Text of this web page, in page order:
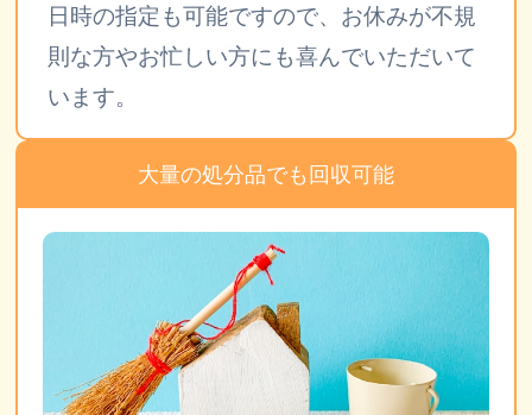
日時の指定も可能ですので、お休みが不規
則な方やお忙しい方にも喜んでいただいて
います。
大量の処分品でも回収可能